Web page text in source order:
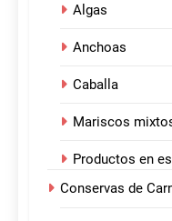
Algas
Anchoas
Caballa
Mariscos
Productos en
Conservas de